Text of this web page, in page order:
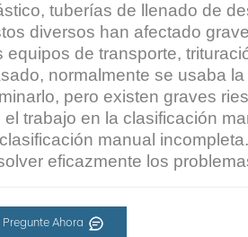
tuberías de llenado de
diversos han afectado
equipos de transporte,
normalmente se usaba
pero existen graves
el trabajo en la clasificación
clasificación manual
eficazmente los
Pregunte Ahora